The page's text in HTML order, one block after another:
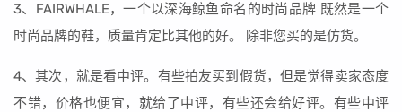
3、FAIRWHALE，一个以深海鲸鱼命名的时尚品牌 既然是一个
时尚品牌的鞋，质量肯定比其他的好。 除非您买的是仿货。
4、其次，就是看中评。有些拍友买到假货，但是觉得卖家态度
不错，价格也便宜，就给了中评，有些还会给好评。有些中评